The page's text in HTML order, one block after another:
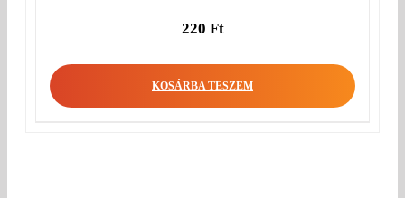
220 Ft
KOSÁRBA TESZEM